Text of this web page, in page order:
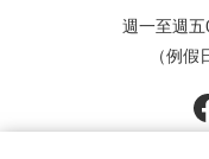
週一至週
（例